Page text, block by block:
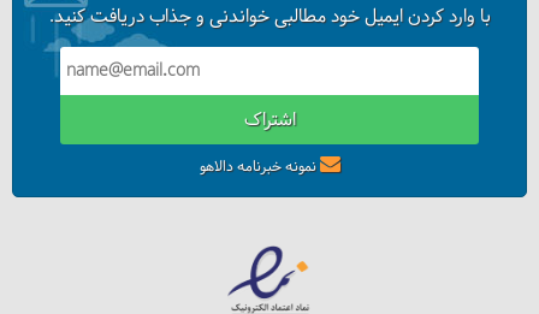
با وارد کردن ایمیل خود مطالبی خواندنی و جذاب دریافت کنید.
اشتراک
نمونه خبرنامه دالاهو